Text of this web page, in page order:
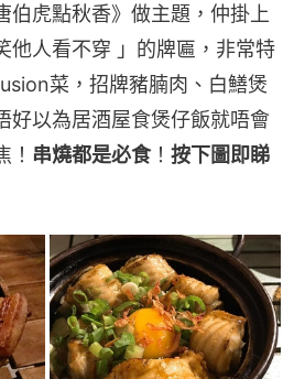
伯虎點秋香》做主題，仲掛上
他人看不穿 」的牌匾，非常特
菜，招牌豬腩肉、白鱔煲
好以為居酒屋食煲仔飯就唔會
！ 串燒都是必食 ！ 按下圖即睇